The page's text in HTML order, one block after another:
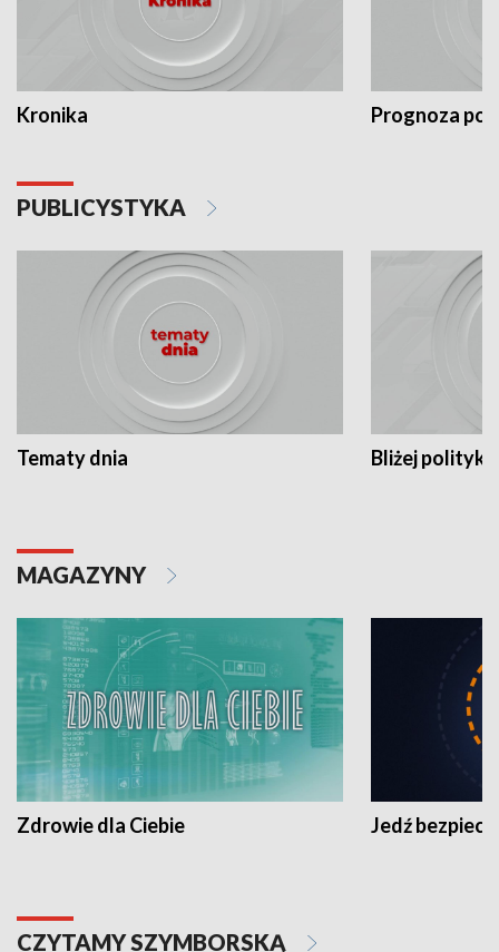
Kronika Prognoza
PUBLICYSTYKA
Tematy dnia Bliżej polityki
MAGAZYNY
Zdrowie dla Ciebie Jedź
CZYTAMY SZYMBORSKĄ